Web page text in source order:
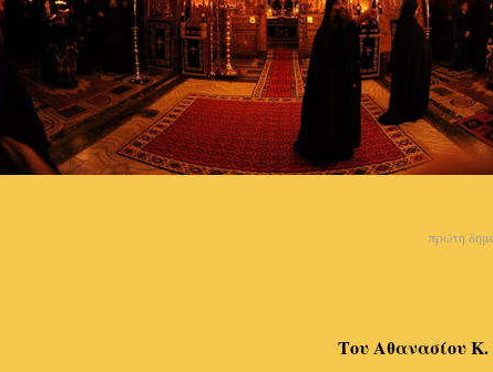
πρώτη
Του Αθανασίου